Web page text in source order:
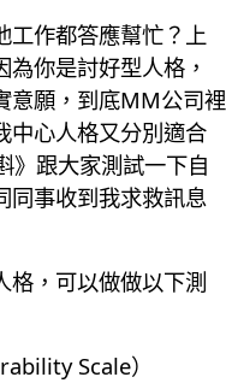
工作都答應幫忙？上
你是討好型人格，
意願，到底MM公司裡
中心人格又分別適合
》跟大家測試一下自
同事收到我求救訊息
格，可以做做以下測
Scale）